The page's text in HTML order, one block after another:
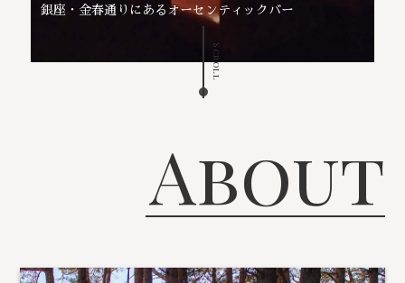
銀座・金春通りにあるオーセンティックバー
Scroll
About